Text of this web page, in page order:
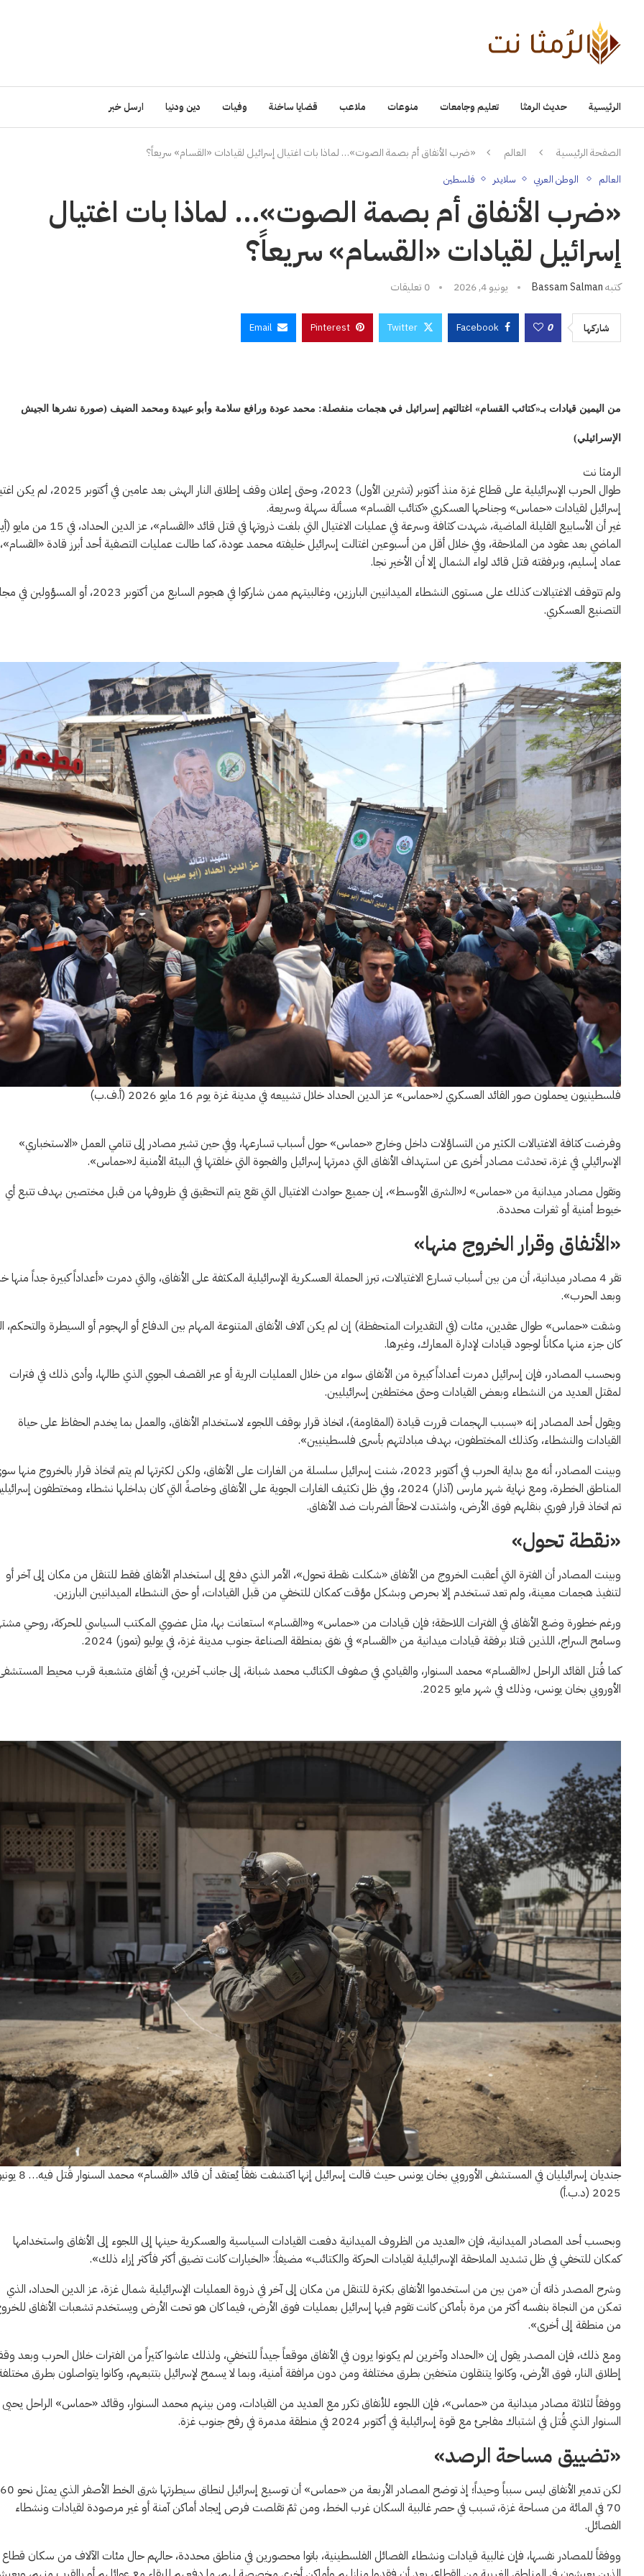
الرئيسية حديث الرمثا تعليم وجامعات منوعات ملاعب قضايا ساخنة وفيات دين ودنيا ارسل خبر
الصفحة الرئيسية العالم «ضرب الأنفاق أم بصمة الصوت»… لماذا بات اغتيال إسرائيل لقيادات «القسام» سريعاً؟
العالم الوطن العربي سلايدر فلسطين
«ضرب الأنفاق أم بصمة الصوت»… لماذا بات اغتيال
إسرائيل لقيادات «القسام» سريعاً؟
كتبهBassam Salman يونيو 4, 2026 0 تعليقات
شاركها 0
Facebook
Twitter
Pinterest
Email
من اليمين قيادات بـ«كتائب القسام» اغتالتهم إسرائيل في هجمات منفصلة: محمد عودة ورافع سلامة وأبو عبيدة ومحمد الضيف (صورة نشرها الجيش
الإسرائيلي)
الرمثا نت
طوال الحرب الإسرائيلية على قطاع غزة منذ أكتوبر (تشرين الأول) 2023، وحتى إعلان وقف إطلاق النار الهش بعد
إسرائيل لقيادات «حماس» وجناحها العسكري «كتائب القسام» مسألة سهلة وسريعة.
غير أن الأسابيع القليلة الماضية، شهدت كثافة وسرعة في عمليات الاغتيال التي بلغت ذروتها في قتل قائد «القسام»، عز
الماضي بعد عقود من الملاحقة، وفي خلال أقل من أسبوعين اغتالت إسرائيل خليفته محمد عودة، كما طالت عمليات التصفية أحد أبرز قادة «القسام»،
عماد إسليم، وبرفقته قتل قائد لواء الشمال إلا أن الأخير نجا.
ولم تتوقف الاغتيالات كذلك على مستوى النشطاء الميدانيين البارزين، وغالبيتهم ممن شاركوا في هجوم السابع من أكتوبر 2023، أو
التصنيع العسكري.
فلسطينيون يحملون صور القائد العسكري لـ«حماس» عز الدين الحداد خلال تشييعه في مدينة غزة يوم 16 مايو 2026 (أ.ف.ب)
وفرضت كثافة الاغتيالات الكثير من التساؤلات داخل وخارج «حماس» حول أسباب تسارعها، وفي حين تشير مصادر إلى تنامي العمل «الاستخباري»
الإسرائيلي في غزة، تحدثت مصادر أخرى عن استهداف الأنفاق التي دمرتها إسرائيل والفجوة التي خلقتها في البيئة الأمنية لـ«حماس».
وتقول مصادر ميدانية من «حماس» لـ«الشرق الأوسط»، إن جميع حوادث الاغتيال التي تقع يتم التحقيق في ظروفها من قبل مختصين بهدف تتبع أي
خيوط أمنية أو ثغرات محددة.
«الأنفاق وقرار الخروج منها»
تقر 4 مصادر ميدانية، أن من بين أسباب تسارع الاغتيالات، تبرز الحملة العسكرية الإسرائيلية المكثفة على الأنفاق، والتي دمرت «أعداداً كبيرة جداً منها
وبعد الحرب».
وشقت «حماس» طوال عقدين، مئات (في التقديرات المتحفظة) إن لم يكن آلاف الأنفاق المتنوعة المهام بين الدفاع أو الهجوم أو السيطرة والتحكم،
كان جزء منها مكاناً لوجود قيادات لإدارة المعارك، وغيرها.
وبحسب المصادر، فإن إسرائيل دمرت أعداداً كبيرة من الأنفاق سواء من خلال العمليات البرية أو عبر القصف الجوي الذي طالها، وأدى ذلك في فترات
لمقتل العديد من النشطاء وبعض القيادات وحتى مختطفين إسرائيليين.
ويقول أحد المصادر إنه «بسبب الهجمات قررت قيادة (المقاومة)، اتخاذ قرار بوقف اللجوء لاستخدام الأنفاق، والعمل بما يخدم الحفاظ على حياة
القيادات والنشطاء، وكذلك المختطفون، بهدف مبادلتهم بأسرى فلسطينيين».
وبينت المصادر، أنه مع بداية الحرب في أكتوبر 2023، شنت إسرائيل سلسلة من الغارات على الأنفاق، ولكن لكثرتها لم يتم اتخاذ قرار بالخروج منها
المناطق الخطرة، ومع نهاية شهر مارس (آذار) 2024، وفي ظل تكثيف الغارات الجوية على الأنفاق وخاصةً التي كان بداخلها نشطاء ومختطفون
تم اتخاذ قرار فوري بنقلهم فوق الأرض، واشتدت لاحقاً الضربات ضد الأنفاق.
«نقطة تحول»
وبينت المصادر أن الفترة التي أعقبت الخروج من الأنفاق «شكلت نقطة تحول»، الأمر الذي دفع إلى استخدام الأنفاق فقط للتنقل من مكان إلى آخر أو
لتنفيذ هجمات معينة، ولم تعد تستخدم إلا بحرص وبشكل مؤقت كمكان للتخفي من قبل القيادات، أو حتى النشطاء الميدانيين البارزين.
ورغم خطورة وضع الأنفاق في الفترات اللاحقة؛ فإن قيادات من «حماس» و«القسام» استعانت بها، مثل عضوي المكتب السياسي للحركة، روحي
وسامح السراج، اللذين قتلا برفقة قيادات ميدانية من «القسام» في نفق بمنطقة الصناعة جنوب مدينة غزة، في يوليو (تموز) 2024.
كما قُتل القائد الراحل لـ«القسام» محمد السنوار، والقيادي في صفوف الكتائب محمد شبانة، إلى جانب آخرين، في أنفاق متشعبة قرب محيط
الأوروبي بخان يونس، وذلك في شهر مايو 2025.
جنديان إسرائيليان في المستشفى الأوروبي بخان يونس حيث قالت إسرائيل إنها اكتشفت نفقاً
2025 (د.ب.أ)
وبحسب أحد المصادر الميدانية، فإن «العديد من الظروف الميدانية دفعت القيادات السياسية والعسكرية حينها إلى اللجوء إلى الأنفاق واستخدامها
كمكان للتخفي في ظل تشديد الملاحقة الإسرائيلية لقيادات الحركة والكتائب» مضيفاً: «الخيارات كانت تضيق أكثر فأكثر إزاء ذلك».
وشرح المصدر ذاته أن «من بين من استخدموا الأنفاق بكثرة للتنقل من مكان إلى آخر في ذروة العمليات الإسرائيلية شمال غزة، عز الدين الحداد، الذي
تمكن من النجاة بنفسه أكثر من مرة بأماكن كانت تقوم فيها إسرائيل بعمليات فوق الأرض، فيما كان هو تحت الأرض ويستخدم تشعبات الأنفاق
من منطقة إلى أخرى».
ومع ذلك، فإن المصدر يقول إن «الحداد وآخرين لم يكونوا يرون في الأنفاق موقعاً جيداً للتخفي، ولذلك عاشوا كثيراً من الفترات خلال الحرب وبعد
إطلاق النار، فوق الأرض، وكانوا يتنقلون متخفين بطرق مختلفة ومن دون مرافقة أمنية، وبما لا يسمح لإسرائيل بتتبعهم، وكانوا يتواصلون بطرق
ووفقاً لثلاثة مصادر ميدانية من «حماس»، فإن اللجوء للأنفاق تكرر مع العديد من القيادات، ومن بينهم محمد السنوار، وقائد «حماس» الراحل يحيى
السنوار الذي قُتل في اشتباك مفاجئ مع قوة إسرائيلية في أكتوبر 2024 في منطقة مدمرة في رفح جنوب غزة.
«تضييق مساحة الرصد»
70 في المائة من مساحة غزة، تسبب في حصر غالبية السكان غرب الخط، ومن ثمّ تقلصت فرص إيجاد أماكن آمنة أو غير مرصودة لقيادات ونشطاء
الفصائل.
ووفقاً للمصادر نفسها، فإن غالبية قيادات ونشطاء الفصائل الفلسطينية، باتوا محصورين في مناطق محددة، حالهم حال مئات الآلاف من سكان